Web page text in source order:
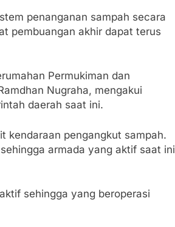
penanganan sampah secara
pembuangan akhir dapat terus
Permukiman dan
Nugraha, mengakui
daerah saat ini.
kendaraan pengangkut sampah.
armada yang aktif saat ini
sehingga yang beroperasi